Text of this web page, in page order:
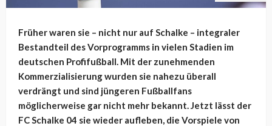
Früher waren sie – nicht nur auf Schalke – integraler
Bestandteil des Vorprogramms in vielen Stadien im
deutschen Profifußball. Mit der zunehmenden
Kommerzialisierung wurden sie nahezu überall
verdrängt und sind jüngeren Fußballfans
möglicherweise gar nicht mehr bekannt. Jetzt lässt der
FC Schalke 04 sie wieder aufleben, die Vorspiele von